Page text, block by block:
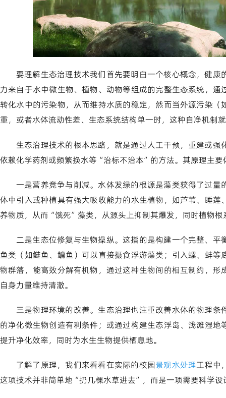
要理解生态治理技术我们首先要明白一个核心概念，健
力来自于水中微生物、植物、动物等组成的完整生态系统，
转化水中的污染物，从而维持水质的稳定，然而当外源污染
重，或者水体流动性差、生态系统结构单一时，这种自净机制
生态治理技术的根本思路，就是通过人工干预，重建或
依赖化学药剂或频繁换水等“治标不治本”的方法。其原理主要
一是营养竞争与削减。水体发绿的根源是藻类获得了过
体中引入或种植具有强大吸收能力的水生植物，如芦苇、睡
养物质，从而“饿死”藻类，从源头上抑制其爆发，同时植物
二是生态位修复与生物操纵。这指的是构建一个完整、
鱼类（如鲢鱼、鳙鱼）可以直接摄食浮游藻类；引入螺、蚌
物群落，能高效分解有机物，通过这种生物间的相互制约，
自身力量维持清澈。
三是物理环境的改善。生态治理也注重改善水体的物理
的净化微生物创造有利条件；或通过构建生态浮岛、浅滩湿
提升净化效率，同时为水生生物提供栖息地。
了解了原理，我们来看看在实际的校园景观水处理工程中
这项技术并非简单地“扔几棵水草进去”，而是一项需要科学设